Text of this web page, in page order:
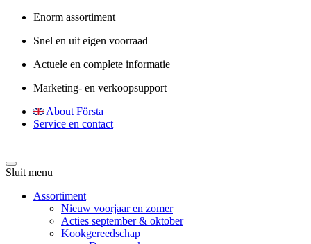
Enorm assortiment
Snel en uit eigen voorraad
Actuele en complete informatie
Marketing- en verkoopsupport
About Första
Service en contact
Sluit menu
Assortiment
Nieuw voorjaar en zomer
Acties september & oktober
Kookgereedschap